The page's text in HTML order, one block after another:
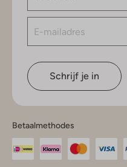
Schrijf je in
Betaalmethodes